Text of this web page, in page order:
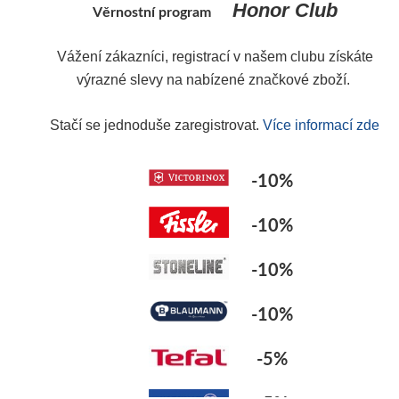
Věrnostní programHonor Club
Vážení zákazníci, registrací v našem clubu získáte
výrazné slevy na nabízené značkové zboží.
Stačí se jednoduše zaregistrovat. Více informací zde
-10%
-10%
-10%
-10%
-5%